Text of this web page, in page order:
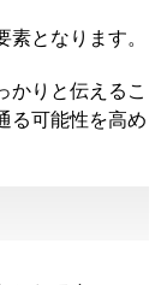
となります。
かりと伝えるこ
る可能性を高め